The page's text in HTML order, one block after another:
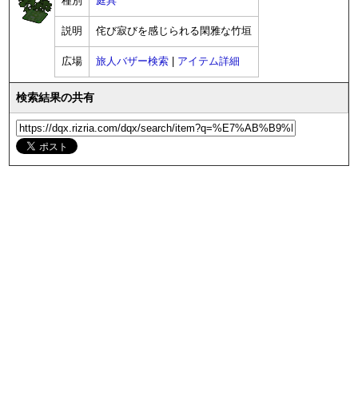
説明 侘び寂びを感じられる閑雅な竹垣
広場 旅人バザー検索 アイテム詳細
検索結果の共有